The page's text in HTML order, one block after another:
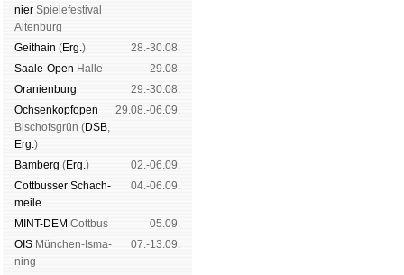
nier Spiele­fes­ti­val
Al­ten­burg
Geit­hain (Erg.)
28.-30.08.
Saale-Open Halle
29.08.
Oranien­burg
29.-30.08.
Och­sen­kopf­open
Bischofs­grün (DSB,
Erg.)
29.08.-06.09.
Bam­berg (Erg.)
02.-06.09.
Cott­busser Schach­
meile
04.-06.09.
MINT-DEM Cott­bus
05.09.
OIS Mün­chen-Is­ma­
ning
07.-13.09.